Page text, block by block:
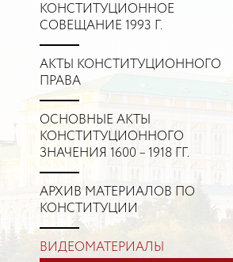
КОНСТИТУЦИОННОЕ
СОВЕЩАНИЕ 1993 Г.
АКТЫ КОНСТИТУЦИОННОГО
ПРАВА
ОСНОВНЫЕ АКТЫ
КОНСТИТУЦИОННОГО
ЗНАЧЕНИЯ 1600 – 1918 ГГ.
АРХИВ МАТЕРИАЛОВ ПО
КОНСТИТУЦИИ
ВИДЕОМАТЕРИАЛЫ